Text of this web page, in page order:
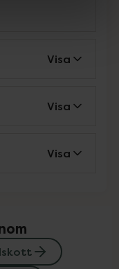
Visa
Visa
Visa